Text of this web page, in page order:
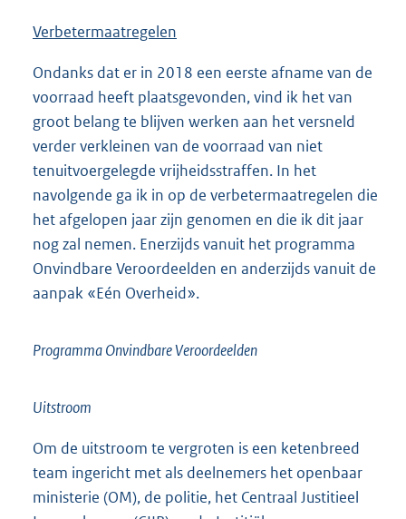
Verbetermaatregelen
Ondanks dat er in 2018 een eerste afname van de
voorraad heeft plaatsgevonden, vind ik het van
groot belang te blijven werken aan het versneld
verder verkleinen van de voorraad van niet
tenuitvoergelegde vrijheidsstraffen. In het
navolgende ga ik in op de verbetermaatregelen die
het afgelopen jaar zijn genomen en die ik dit jaar
nog zal nemen. Enerzijds vanuit het programma
Onvindbare Veroordeelden en anderzijds vanuit de
aanpak «Eén Overheid».
Programma Onvindbare Veroordeelden
Uitstroom
Om de uitstroom te vergroten is een ketenbreed
team ingericht met als deelnemers het openbaar
ministerie (OM), de politie, het Centraal Justitieel